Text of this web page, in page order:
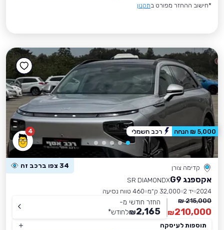
*חישוב ההחזר מפורט בתקנון
4
קדימה צורן 34 צפו ברכב זה
אקספנג G9
SR DIAMONDX
2024 יד 2 32,000 ק״מ
460 טווח נסיעה
215,000 ₪
210,000
₪
החזר חודשי מ-
2,165
₪לחודש*
תוספות לעיסקה
5,000 ₪ הנחה רכב חשמלי